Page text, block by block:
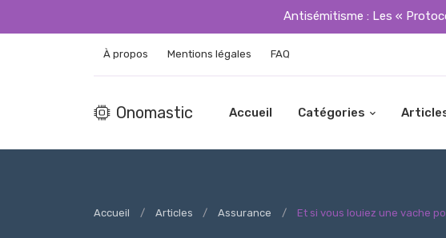
Antisémitisme : Les «
À propos Mentions légales FAQ
Onomastic Accueil Catégories
Accueil Articles Assurance Et si vous louiez une vache